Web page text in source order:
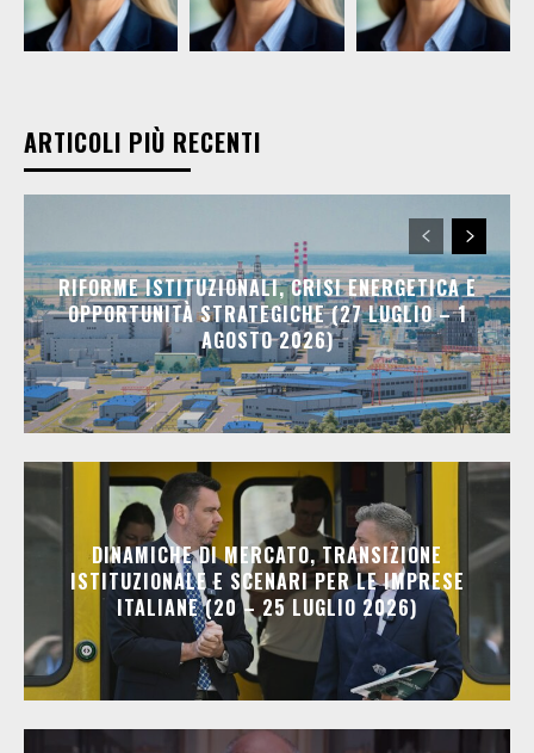
ARTICOLI PIÙ RECENTI
RIFORME ISTITUZIONALI, CRISI ENERGETICA E
OPPORTUNITÀ STRATEGICHE (27 LUGLIO – 1
AGOSTO 2026)
DINAMICHE DI MERCATO, TRANSIZIONE
ISTITUZIONALE E SCENARI PER LE IMPRESE
ITALIANE (20 – 25 LUGLIO 2026)